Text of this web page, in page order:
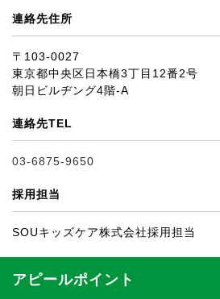
連絡先住所
〒103-0027
東京都中央区日本橋3丁目12番2号
朝日ビルヂング4階-A
連絡先TEL
03-6875-9650
採用担当
SOUキッズケア株式会社採用担当
アピールポイント